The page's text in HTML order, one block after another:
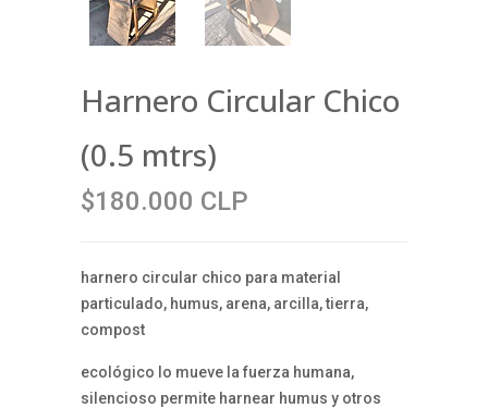
Harnero Circular Chico
(0.5 mtrs)
$180.000 CLP
harnero circular chico para material
particulado, humus, arena, arcilla, tierra,
compost
ecológico lo mueve la fuerza humana,
silencioso permite harnear humus y otros